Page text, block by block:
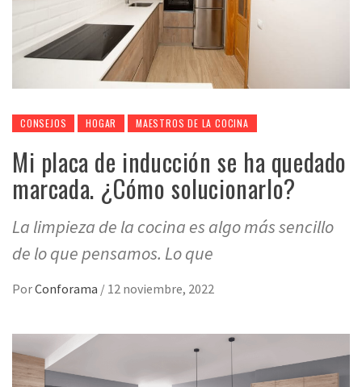
CONSEJOS HOGAR MAESTROS DE LA COCINA
Mi placa de inducción se ha quedado
marcada. ¿Cómo solucionarlo?
La limpieza de la cocina es algo más sencillo
de lo que pensamos. Lo que
PorConforama / 12 noviembre, 2022